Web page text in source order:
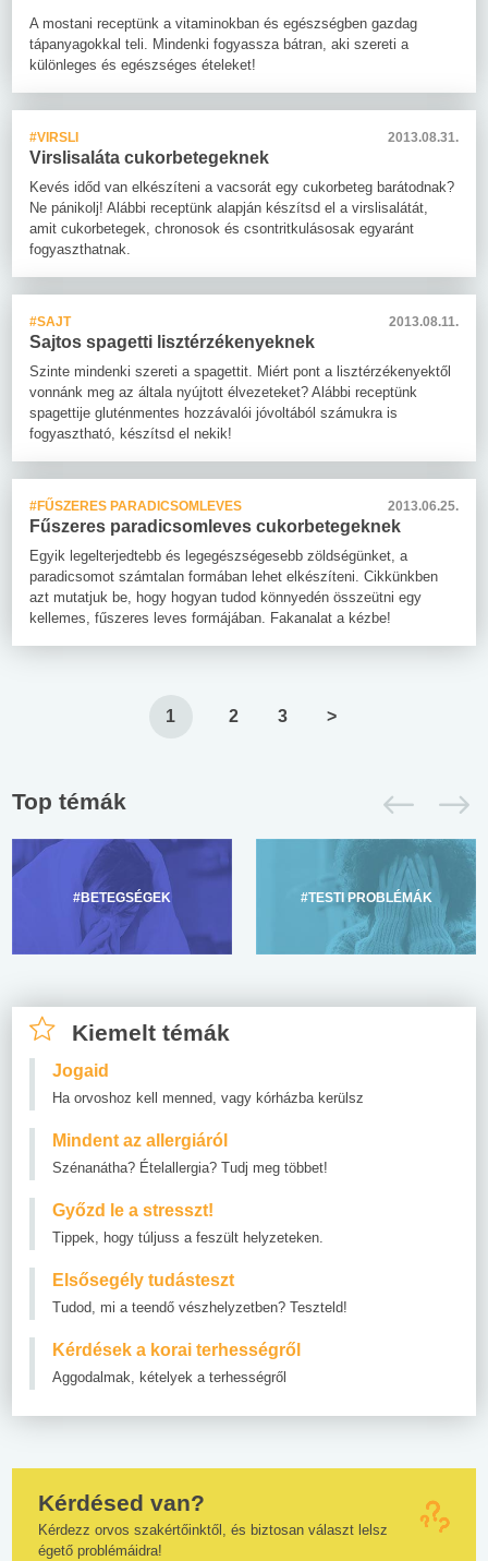
A mostani receptünk a vitaminokban és egészségben gazdag
tápanyagokkal teli. Mindenki fogyassza bátran, aki szereti a
különleges és egészséges ételeket!
#VIRSLI 2013.08.31.
Virslisaláta cukorbetegeknek
Kevés időd van elkészíteni a vacsorát egy cukorbeteg barátodnak?
Ne pánikolj! Alábbi receptünk alapján készítsd el a virslisalátát,
amit cukorbetegek, chronosok és csontritkulásosak egyaránt
fogyaszthatnak.
#SAJT 2013.08.11.
Sajtos spagetti lisztérzékenyeknek
Szinte mindenki szereti a spagettit. Miért pont a lisztérzékenyektől
vonnánk meg az általa nyújtott élvezeteket? Alábbi receptünk
spagettije gluténmentes hozzávalói jóvoltából számukra is
fogyasztható, készítsd el nekik!
#FŰSZERES PARADICSOMLEVES 2013.06.25.
Fűszeres paradicsomleves cukorbetegeknek
Egyik legelterjedtebb és legegészségesebb zöldségünket, a
paradicsomot számtalan formában lehet elkészíteni. Cikkünkben
azt mutatjuk be, hogy hogyan tudod könnyedén összeütni egy
kellemes, fűszeres leves formájában. Fakanalat a kézbe!
1 2 3 >
Top témák
#BETEGSÉGEK #TESTI PROBLÉMÁK
Kiemelt témák
Jogaid
Ha orvoshoz kell menned, vagy kórházba kerülsz
Mindent az allergiáról
Szénanátha? Ételallergia? Tudj meg többet!
Győzd le a stresszt!
Tippek, hogy túljuss a feszült helyzeteken.
Elsősegély tudásteszt
Tudod, mi a teendő vészhelyzetben? Teszteld!
Kérdések a korai terhességről
Aggodalmak, kételyek a terhességről
Kérdésed van?
Kérdezz orvos szakértőinktől, és biztosan választ lelsz
égető problémáidra!